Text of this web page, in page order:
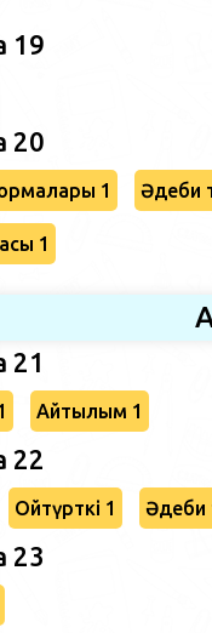
19
20
1 Әдеби
1
21
Айтылым 1
22
Ойтүрткі 1 Әдеби
23